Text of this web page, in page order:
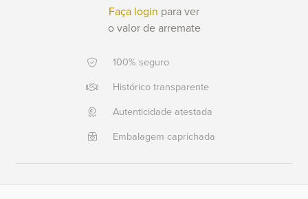
Moeda:
Ajuda?
+55
21
2553
0791
2554
Faça login para ver
o valor de arremate
100% seguro
Histórico transparente
Autenticidade atestada
Embalagem caprichada